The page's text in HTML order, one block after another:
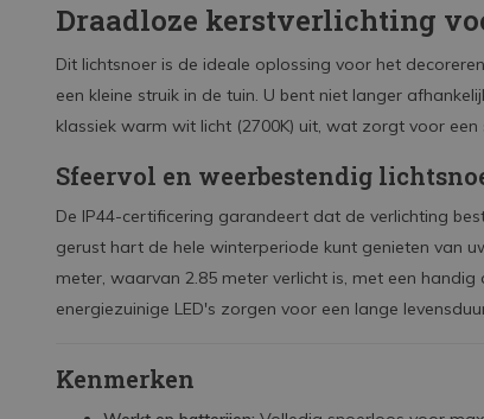
Draadloze kerstverlichting
Dit lichtsnoer is de ideale oplossing voor het
een kleine struik in de tuin. U bent niet langer
klassiek warm wit licht (2700K) uit, wat zorgt voor
Sfeervol en weerbestendig
De IP44-certificering garandeert dat de verlichting
gerust hart de hele winterperiode kunt genieten van
meter, waarvan 2.85 meter verlicht is, met een
energiezuinige LED's zorgen voor een lange
Kenmerken